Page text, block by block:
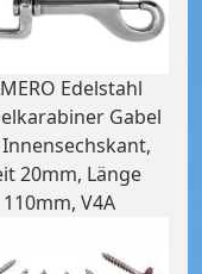
Edelstahl
Gabel
20mm, Länge
110mm, V4A